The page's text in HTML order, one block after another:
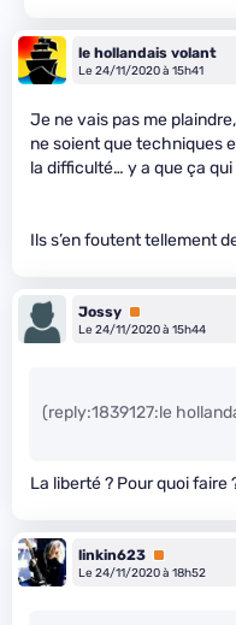
le hollandais volant
Le 24/11/2020 à 15h41
Je ne vais pas me
ne soient que techniques
la difficulté… y a que ça
Ils s’en foutent tellement
Jossy Premium
Le 24/11/2020 à 15h44
(reply:1839127:le
La liberté ? Pour quoi faire
linkin623 Premium
Le 24/11/2020 à 18h52